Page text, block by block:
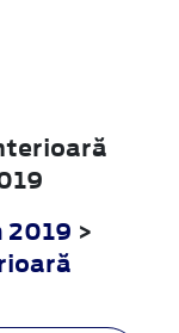
2019 >